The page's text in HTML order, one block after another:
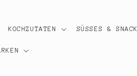
KOCHZUTATEN SÜSSES &